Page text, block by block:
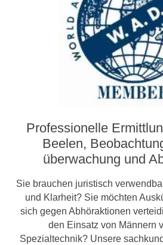
Professionelle
Beelen,
überwachung und
Sie brauchen juristisch
und Klarheit? Sie möchten
sich gegen Abhöraktionen
den Einsatz von Männern
Spezialtechnik? Unsere